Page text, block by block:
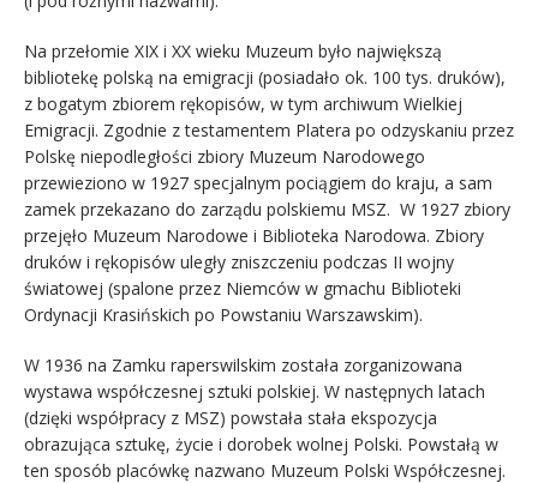
Na przełomie XIX i XX wieku Muzeum było największą
bibliotekę polską na emigracji (posiadało ok. 100 tys. druków),
z bogatym zbiorem rękopisów, w tym archiwum Wielkiej
Emigracji. Zgodnie z testamentem Platera po odzyskaniu przez
Polskę niepodległości zbiory Muzeum Narodowego
przewieziono w 1927 specjalnym pociągiem do kraju, a sam
zamek przekazano do zarządu polskiemu MSZ. W 1927 zbiory
przejęło Muzeum Narodowe i Biblioteka Narodowa. Zbiory
druków i rękopisów uległy zniszczeniu podczas II wojny
światowej (spalone przez Niemców w gmachu Biblioteki
Ordynacji Krasińskich po Powstaniu Warszawskim).
W 1936 na Zamku raperswilskim została zorganizowana
wystawa współczesnej sztuki polskiej. W następnych latach
(dzięki współpracy z MSZ) powstała stała ekspozycja
obrazująca sztukę, życie i dorobek wolnej Polski. Powstałą w
ten sposób placówkę nazwano Muzeum Polski Współczesnej.